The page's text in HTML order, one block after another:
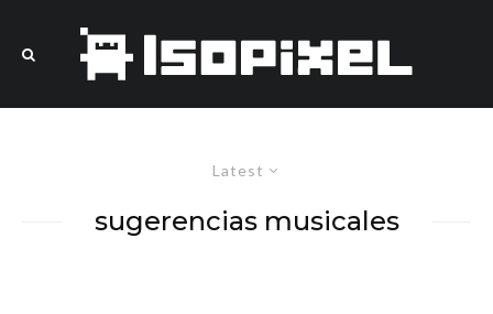
Latest
sugerencias musicales